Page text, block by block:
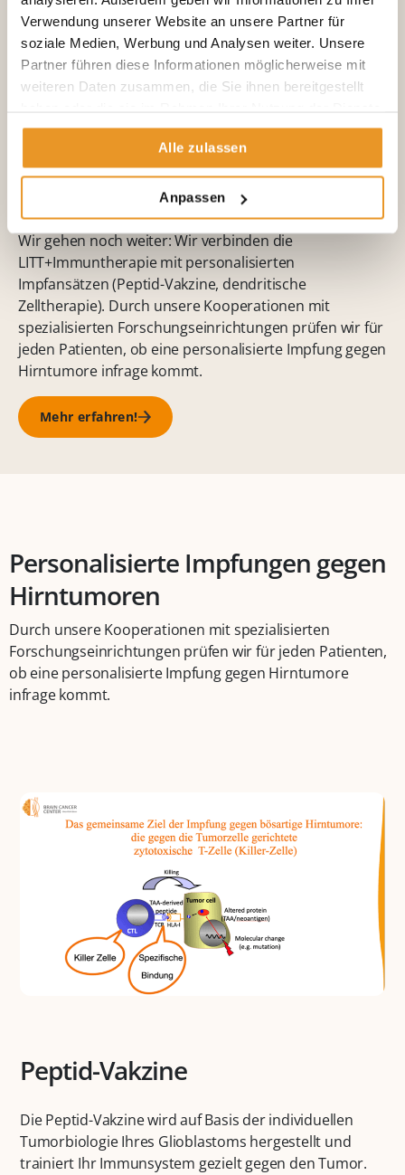
Verwendung unserer Website an unsere Partner für
soziale Medien, Werbung und Analysen weiter. Unsere
Partner führen diese Informationen möglicherweise mit
weiteren Daten zusammen, die Sie ihnen bereitgestellt
gesammelt haben.
Alle zulassen
Anpassen
Nature Communications publiziert. Die LITT setzt
Tumor-Antigene frei und verwandelt das
Tumormilieu in ein auf Immuntherapie ansprechendes
Milieu.
LITT + Impfungen beim
Wir gehen noch weiter: Wir verbinden die
LITT+Immuntherapie mit personalisierten
Impfansätzen (Peptid-Vakzine, dendritische
Zelltherapie). Durch unsere Kooperationen mit
spezialisierten Forschungseinrichtungen prüfen wir für
jeden Patienten, ob eine personalisierte Impfung gegen
Hirntumore infrage kommt.
Mehr erfahren!
Personalisierte Impfungen gegen
Hirntumoren
Durch unsere Kooperationen mit spezialisierten
Forschungseinrichtungen prüfen wir für jeden Patienten,
ob eine personalisierte Impfung gegen Hirntumore
infrage kommt.
Peptid-Vakzine
Die Peptid-Vakzine wird auf Basis der individuellen
Tumorbiologie Ihres Glioblastoms hergestellt und
trainiert Ihr Immunsystem gezielt gegen den Tumor.